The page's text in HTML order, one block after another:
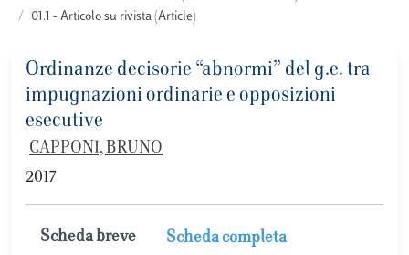
01.1 - Articolo su rivista (Article)
Ordinanze decisorie “abnormi” del g.e. tra
impugnazioni ordinarie e opposizioni
esecutive
CAPPONI, BRUNO
2017
Scheda breve Scheda completa